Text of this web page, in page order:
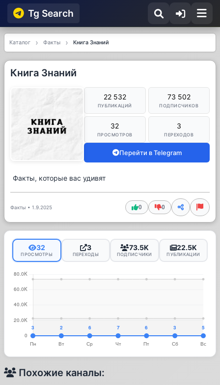
Tg Searсh
Каталог Факты Книга Знаний
Книга Знаний
22 532
ПУБЛИКАЦИЙ
73 502
ПОДПИСЧИКОВ
32
ПРОСМОТРОВ
3
ПЕРЕХОДОВ
Перейти в Telegram
Факты, которые вас удивят
Факты • 1.9.2025 0 0
32
ПРОСМОТРЫ
3
ПЕРЕХОДЫ
73.5K
ПОДПИСЧИКИ
22.5K
ПУБЛИКАЦИИ
Похожие каналы: